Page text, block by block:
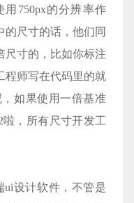
750px的分辨率作
的尺寸的话，他们同
尺寸的，比如你标注
程师写在代码里的就
如果使用一倍基准
，所有尺寸开发工
ui设计软件，不管是